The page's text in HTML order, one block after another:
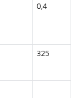
0,4
325